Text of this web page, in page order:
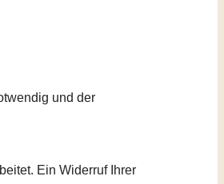
und der
Ein Widerruf Ihrer